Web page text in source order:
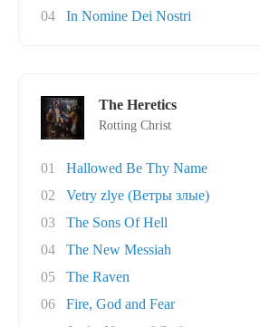
04
In Nomine Dei Nostri
The Heretics
Rotting Christ
01
Hallowed Be Thy Name
02
Vetry zlye (Ветры злые)
03
The Sons Of Hell
04
The New Messiah
05
The Raven
06
Fire, God and Fear